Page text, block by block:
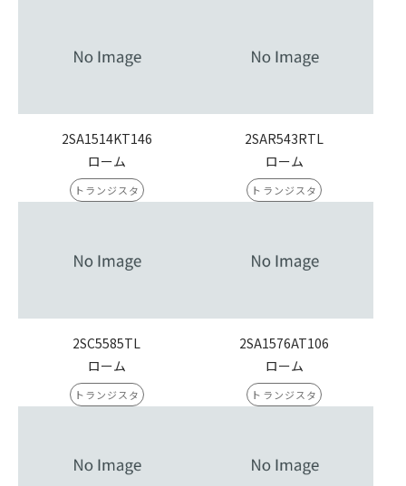
2SA1514KT146
ローム
トランジスタ
2SAR543RTL
ローム
トランジスタ
2SC5585TL
ローム
トランジスタ
2SA1576AT106
ローム
トランジスタ